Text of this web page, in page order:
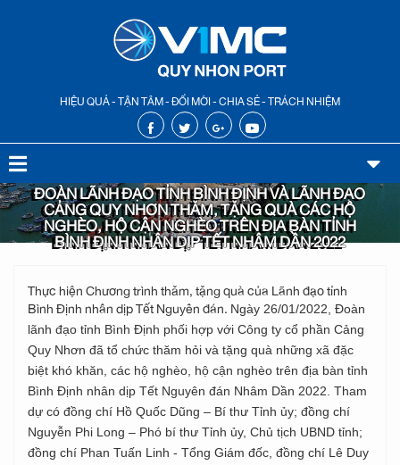
HIỆU QUẢ - TẬN TÂM - ĐỔI MỚI - CHIA SẺ - TRÁCH NHIỆM
ĐOÀN LÃNH ĐẠO TỈNH BÌNH ĐỊNH VÀ LÃNH ĐẠO
CẢNG QUY NHƠN THĂM, TẶNG QUÀ CÁC HỘ
NGHÈO, HỘ CẬN NGHÈO TRÊN ĐỊA BÀN TỈNH
BÌNH ĐỊNH NHÂN DỊP TẾT NHÂM DẦN 2022
Thực hiện Chương trình thăm, tặng quà của Lãnh đạo tỉnh
Bình Định nhân dịp Tết Nguyên đán.Ngày 26/01/2022, Đoàn
lãnh đạo tỉnh Bình Định phối hợp với Công ty cổ phần Cảng
Quy Nhơn đã tổ chức thăm hỏi và tặng quà những xã đặc
biệt khó khăn, các hộ nghèo, hộ cận nghèo trên địa bàn tỉnh
Bình Định nhân dịp Tết Nguyên đán Nhâm Dần 2022. Tham
dự có đồng chí Hồ Quốc Dũng – Bí thư Tỉnh ủy; đồng chí
Nguyễn Phi Long – Phó bí thư Tỉnh ủy, Chủ tịch UBND tỉnh;
đồng chí Phan Tuấn Linh - Tổng Giám đốc, đồng chí Lê Duy